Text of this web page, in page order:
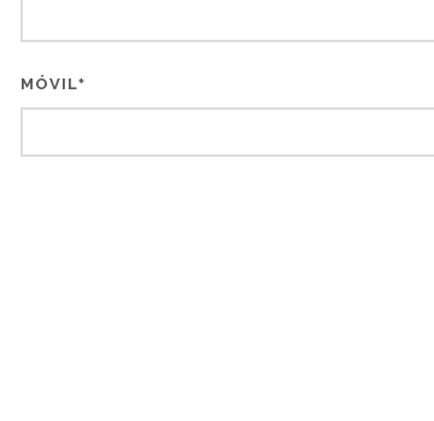
MÓVIL*